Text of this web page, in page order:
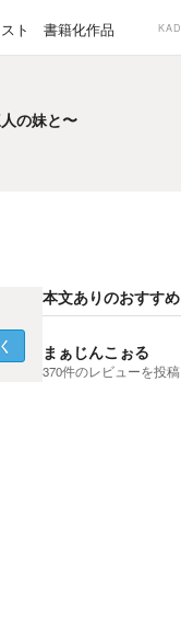
ト 書籍化作品
の妹と〜
本文ありのおすす
まぁじんこぉる
370件のレビューを投稿